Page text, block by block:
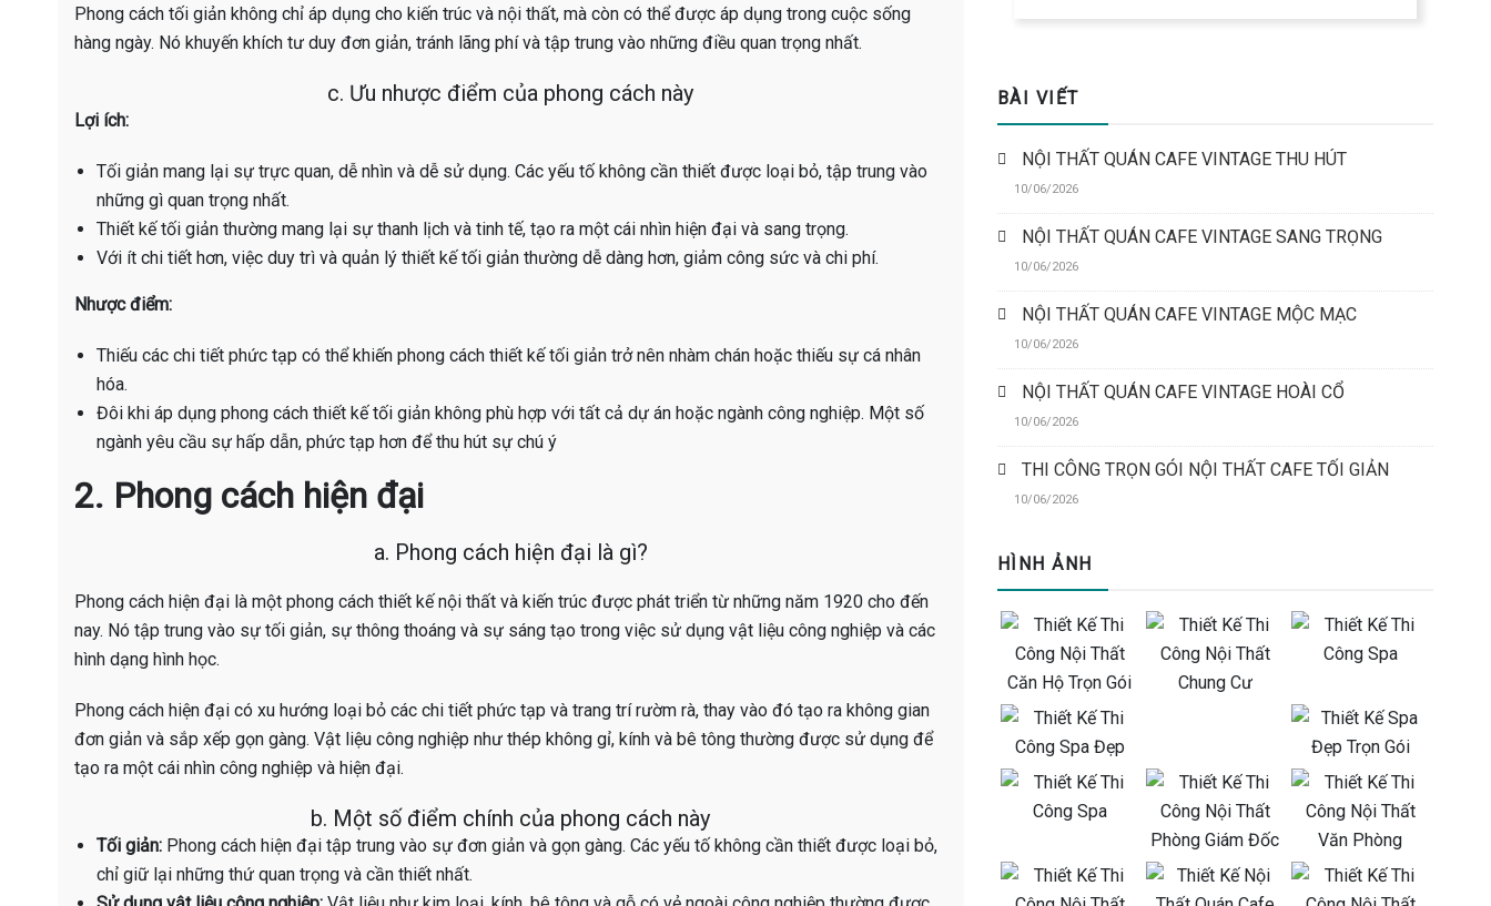
Phong cách tối giản không chỉ áp dụng cho kiến ​​trúc và nội thất, mà còn có thể được áp dụng trong cuộc sống
hàng ngày. Nó khuyến khích tư duy đơn giản, tránh lãng phí và tập trung vào những điều quan trọng nhất.
c. Ưu nhược điểm của phong cách này
Lợi ích:
Tối giản mang lại sự trực quan, dễ nhìn và dễ sử dụng. Các yếu tố không cần thiết được loại bỏ, tập trung vào
những gì quan trọng nhất.
Thiết kế tối giản thường mang lại sự thanh lịch và tinh tế, tạo ra một cái nhìn hiện đại và sang trọng.
Với ít chi tiết hơn, việc duy trì và quản lý thiết kế tối giản thường dễ dàng hơn, giảm công sức và chi phí.
Nhược điểm:
Thiếu các chi tiết phức tạp có thể khiến phong cách thiết kế tối giản trở nên nhàm chán hoặc thiếu sự cá nhân
hóa.
Đôi khi áp dụng phong cách thiết kế tối giản không phù hợp với tất cả dự án hoặc ngành công nghiệp. Một số
ngành yêu cầu sự hấp dẫn, phức tạp hơn để thu hút sự chú ý
2. Phong cách hiện đại
a. Phong cách hiện đại là gì?
Phong cách hiện đại là một phong cách thiết kế nội thất và kiến trúc được phát triển từ những năm 1920 cho đến
nay. Nó tập trung vào sự tối giản, sự thông thoáng và sự sáng tạo trong việc sử dụng vật liệu công nghiệp và các
hình dạng hình học.
Phong cách hiện đại có xu hướng loại bỏ các chi tiết phức tạp và trang trí rườm rà, thay vào đó tạo ra không gian
đơn giản và sắp xếp gọn gàng. Vật liệu công nghiệp như thép không gỉ, kính và bê tông thường được sử dụng để
tạo ra một cái nhìn công nghiệp và hiện đại.
b. Một số điểm chính của phong cách này
Tối giản: Phong cách hiện đại tập trung vào sự đơn giản và gọn gàng. Các yếu tố không cần thiết được loại bỏ,
chỉ giữ lại những thứ quan trọng và cần thiết nhất.
BÀI VIẾT
NỘI THẤT QUÁN CAFE VINTAGE THU HÚT
10/06/2026
NỘI THẤT QUÁN CAFE VINTAGE SANG TRỌNG
10/06/2026
NỘI THẤT QUÁN CAFE VINTAGE MỘC MẠC
10/06/2026
NỘI THẤT QUÁN CAFE VINTAGE HOÀI CỔ
10/06/2026
THI CÔNG TRỌN GÓI NỘI THẤT CAFE TỐI GIẢN
10/06/2026
HÌNH ẢNH